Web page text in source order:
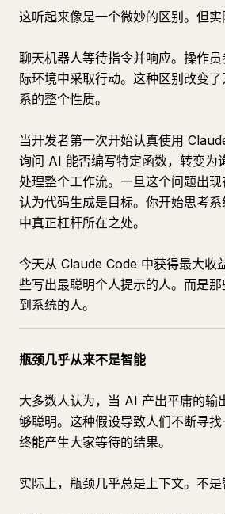
这听起来像是一个微妙的区别。但实
聊天机器人等待指令并响应。操作
际环境中采取行动。这种区别改变
系的整个性质。
当开发者第一次开始认真使用
询问 AI 能否编写特定函数，转变为
处理整个工作流。一旦这个问题出
认为代码生成是目标。你开始思考
中真正杠杆所在之处。
今天从 Claude Code 中获得最大收
些写出最聪明个人提示的人。而是
到系统的人。
瓶颈几乎从来不是智能
大多数人认为，当 AI 产出平庸的输
够聪明。这种假设导致人们不断寻
终能产生大家等待的结果。
实际上，瓶颈几乎总是上下文。不是